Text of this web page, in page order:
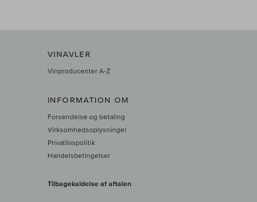
VINAVLER
Vinproducenter A-Z
INFORMATION OM
Forsendelse og betaling
Virksomhedsoplysninger
Privatlivspolitik
Handelsbetingelser
Tilbagekaldelse af aftalen